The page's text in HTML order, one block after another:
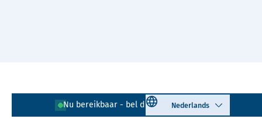
Nu bereikbaar - bel direct! 0161 - 295 741
Select language
Lees voor Uitleg woorden
Simpele tekst